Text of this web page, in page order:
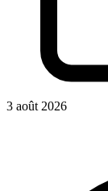
3 août 2026